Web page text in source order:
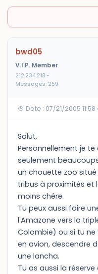
bwd05
V.I.P. Member
212.234.218.-
Messages: 259
Date : 07/21/2005 11:58
Salut,
Personnellement je
seulement
un chouette zoo
tribus à proximités et
moins chére.
Tu peux aussi faire
l'Amazone vers la
Colombie) ou si tu
en avion, descendre
une lancha.
Tu as aussi la